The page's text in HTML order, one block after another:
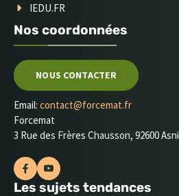
IEDU.FR
Nos coordonnées
NOUS CONTACTER
Email: contact@forcemat.fr
Forcemat
3 Rue des Frères Chausson, 92600
Les sujets tendances